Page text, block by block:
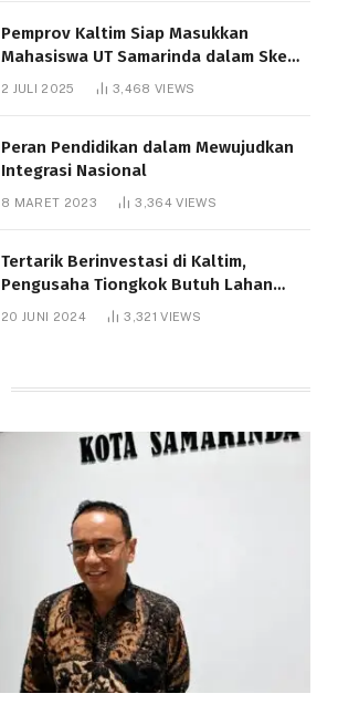
Pemprov Kaltim Siap Masukkan
Mahasiswa UT Samarinda dalam Skema
Bantuan Pendidikan Gratispol
2 JULI 2025 3,468 VIEWS
Peran Pendidikan dalam Mewujudkan
Integrasi Nasional
8 MARET 2023 3,364VIEWS
Tertarik Berinvestasi di Kaltim,
Pengusaha Tiongkok Butuh Lahan
20 JUNI 2024 3,321VIEWS